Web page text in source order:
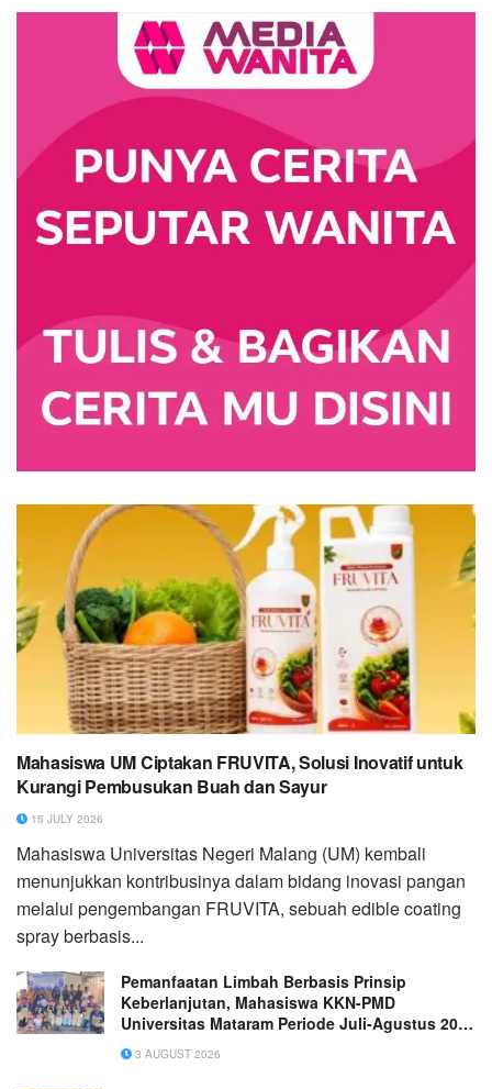
Mahasiswa UM Ciptakan FRUVITA, Solusi Inovatif untuk
Kurangi Pembusukan Buah dan Sayur
15 JULY 2026
Mahasiswa Universitas Negeri Malang (UM) kembali
menunjukkan kontribusinya dalam bidang inovasi pangan
melalui pengembangan FRUVITA, sebuah edible coating
spray berbasis...
Pemanfaatan Limbah Berbasis Prinsip
Keberlanjutan, Mahasiswa KKN-PMD
Universitas Mataram Periode Juli-Agustus 2026
Dorong Pengelolaan Limbah Organik dan
Penghijauan di 14 Dusun Desa Ubung, Kec.
3 AUGUST 2026